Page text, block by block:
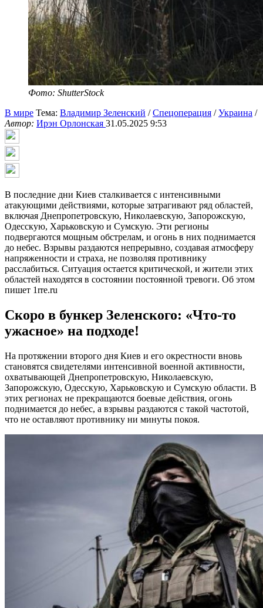
Фото: ShutterStock
В мире Тема: Владимир Зеленский /Спецоперация /Украина /
Автор: Ирэн Орлонская 31.05.2025 9:53
В последние дни Киев сталкивается с интенсивными
атакующими действиями, которые затрагивают ряд областей,
включая Днепропетровскую, Николаевскую, Запорожскую,
Одесскую, Харьковскую и Сумскую. Эти регионы
подвергаются мощным обстрелам, и огонь в них поднимается
до небес. Взрывы раздаются непрерывно, создавая атмосферу
напряженности и страха, не позволяя противнику
расслабиться. Ситуация остается критической, и жители этих
областей находятся в состоянии постоянной тревоги. Об этом
пишет 1rre.ru
Скоро в бункер Зеленского: «Что-то
ужасное» на подходе!
На протяжении второго дня Киев и его окрестности вновь
становятся свидетелями интенсивной военной активности,
охватывающей Днепропетровскую, Николаевскую,
Запорожскую, Одесскую, Харьковскую и Сумскую области. В
этих регионах не прекращаются боевые действия, огонь
поднимается до небес, а взрывы раздаются с такой частотой,
что не оставляют противнику ни минуты покоя.